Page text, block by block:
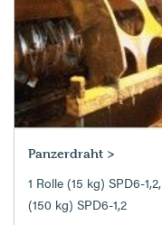
Panzerdraht >
1 Rolle (15 kg) SPD6-1,2,
(150 kg) SPD6-1,2